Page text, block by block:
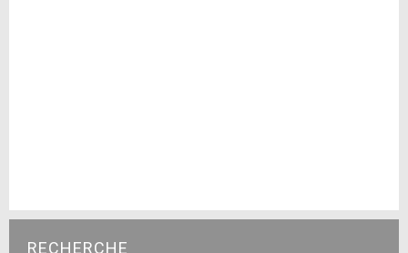
RECHERCHE